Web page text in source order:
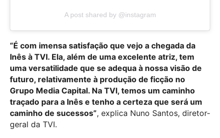
A post shared by @instagram
“É com imensa satisfação que vejo a chegada da
Inês à TVI. Ela, além de uma excelente atriz, tem
uma versatilidade que se adequa à nossa visão de
futuro, relativamente à produção de ficção no
Grupo Media Capital. Na TVI, temos um caminho
traçado para a Inês e tenho a certeza que será um
caminho de sucessos”, explica Nuno Santos, diretor-
geral da TVI.